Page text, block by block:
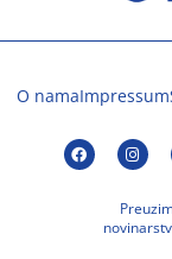
O namaImpressum